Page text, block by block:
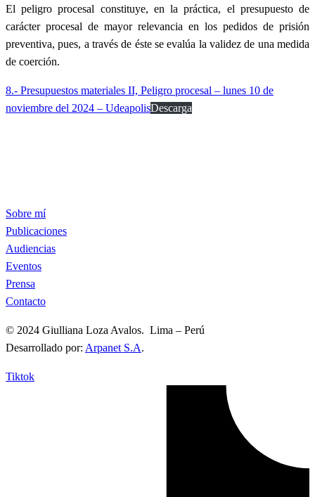
El peligro procesal constituye, en la práctica, el presupuesto de
carácter procesal de mayor relevancia en los pedidos de prisión
preventiva, pues, a través de éste se evalúa la validez de una medida
de coerción.
8.- Presupuestos materiales II, Peligro procesal – lunes 10 de
noviembre del 2024 – UdeapolisDescarga
Sobre mí
Publicaciones
Audiencias
Eventos
Prensa
Contacto
© 2024 Giulliana Loza Avalos. Lima – Perú
Desarrollado por: Arpanet S.A.
Tiktok